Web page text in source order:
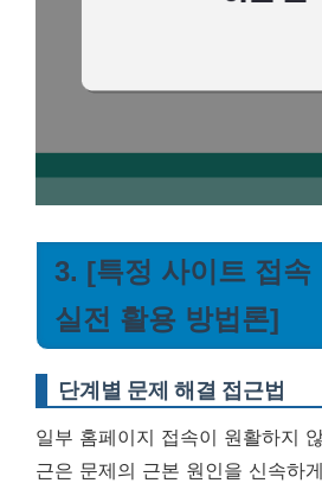
3. [특정 사이트 접속
실전 활용 방법론]
단계별 문제 해결 접근법
일부 홈페이지 접속이 원활하지
근은 문제의 근본 원인을 신속하